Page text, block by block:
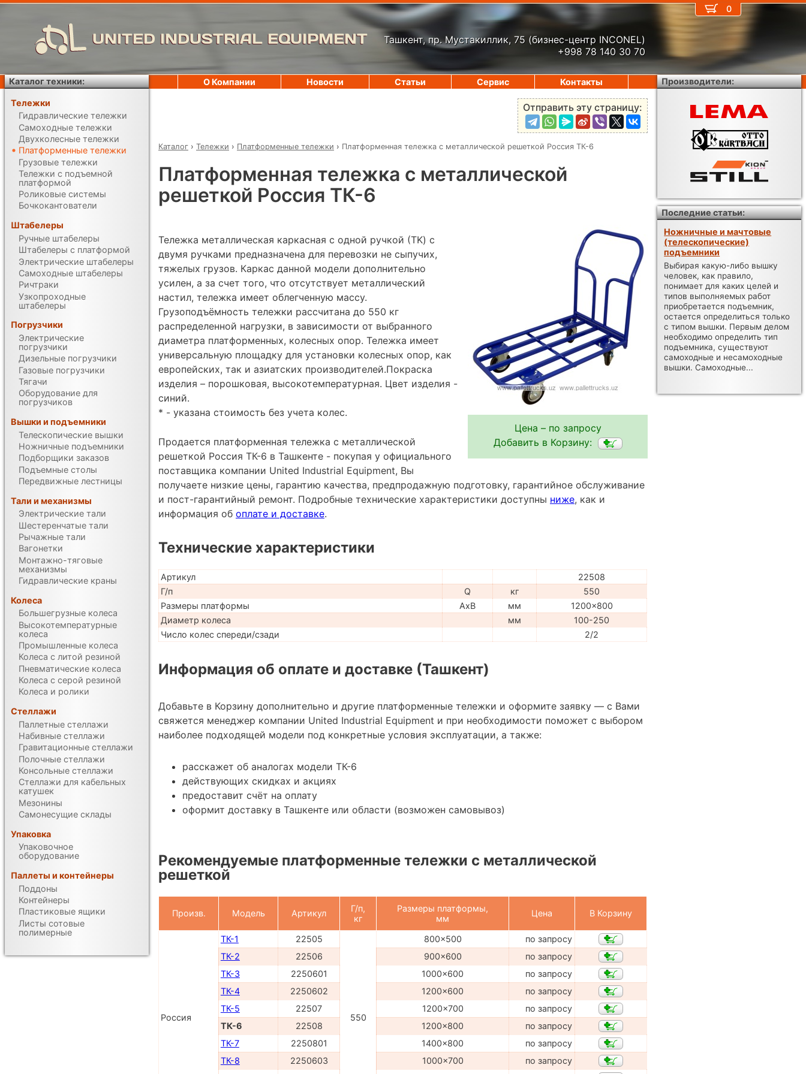
UNITED INDUSTRIAL EQUIPMENT Ташкент, пр. Мустакиллик, 75 (бизнес-центр INCONEL)
+998 78 140 30 70
Отправить эту страницу:
Каталог › Тележки › Платформенные тележки › Платформенная тележка с металлической решеткой Россия ТК-6
Платформенная тележка с металлической
решеткой Россия ТК-6
Цена – по запросу
Добавить в Корзину:
Тележка металлическая каркасная с одной ручкой (ТK) с
двумя ручками предназначена для перевозки не сыпучих,
тяжелых грузов. Каркас данной модели дополнительно
усилен, а за счет того, что отсутствует металлический
настил, тележка имеет облегченную массу.
Грузоподъёмность тележки рассчитана до 550 кг
распределенной нагрузки, в зависимости от выбранного
диаметра платформенных, колесных опор. Тележка имеет
универсальную площадку для установки колесных опор, как
европейских, так и азиатских производителей.Покраска
изделия – порошковая, высокотемпературная. Цвет изделия -
синий.
* - указана стоимость без учета колес.
Продается платформенная тележка с металлической
решеткой Россия ТК-6 в Ташкенте - покупая у официального
поставщика компании United Industrial Equipment, Вы
получаете низкие цены, гарантию качества, предпродажную подготовку, гарантийное обслуживание
и пост-гарантийный ремонт. Подробные технические характеристики доступны ниже, как и
информация об оплате и доставке.
Технические характеристики
Артикул
22508
Г/п
Q кг
550
Размеры платформы
AxB мм
1200x800
Диаметр колеса
мм
100-250
Число колес спереди/сзади
2/2
Информация об оплате и доставке (Ташкент)
Добавьте в Корзину дополнительно и другие платформенные тележки и оформите заявку — с Вами
свяжется менеджер компании United Industrial Equipment и при необходимости поможет с выбором
наиболее подходящей модели под конкретные условия эксплуатации, а также:
расскажет об аналогах модели ТК-6
действующих скидках и акциях
предоставит счёт на оплату
оформит доставку в Ташкенте или области (возможен самовывоз)
Рекомендуемые платформенные тележки с металлической
решеткой
Произв. Модель Артикул
Г/п,
кг
Размеры платформы,
мм
Цена В Корзину
Россия
ТК-1 22505
550
800x500
по запросу
ТК-2
22506 900x600
по запросу
ТК-3
2250601 1000x600
по запросу
ТК-4
2250602 1200x600
по запросу
ТК-5
22507 1200x700
по запросу
ТК-6
22508 1200x800
по запросу
ТК-7
2250801 1400x800
по запросу
ТК-8
2250603 1000x700
по запросу
0
О Компании Новости Статьи Сервис Контакты
Каталог техники:
Тележки
Гидравлические тележки
Самоходные тележки
Двухколесные тележки
Платформенные тележки
Грузовые тележки
Тележки с подъемной
платформой
Роликовые системы
Бочкокантователи
Штабелеры
Ручные штабелеры
Штабелеры с платформой
Электрические штабелеры
Самоходные штабелеры
Ричтраки
Узкопроходные
штабелеры
Погрузчики
Электрические
погрузчики
Дизельные погрузчики
Газовые погрузчики
Тягачи
Оборудование для
погрузчиков
Вышки и подъемники
Телескопические вышки
Ножничные подъемники
Подборщики заказов
Подъемные столы
Передвижные лестницы
Тали и механизмы
Электрические тали
Шестеренчатые тали
Рычажные тали
Вагонетки
Монтажно-тяговые
механизмы
Гидравлические краны
Колеса
Большегрузные колеса
Высокотемпературные
колеса
Промышленные колеса
Колеса с литой резиной
Пневматические колеса
Колеса с серой резиной
Колеса и ролики
Стеллажи
Паллетные стеллажи
Набивные стеллажи
Гравитационные стеллажи
Полочные стеллажи
Консольные стеллажи
Стеллажи для кабельных
катушек
Мезонины
Самонесущие склады
Упаковка
Упаковочное
оборудование
Паллеты и контейнеры
Поддоны
Контейнеры
Пластиковые ящики
Листы сотовые
полимерные
Производители:
Последние статьи:
Ножничные и мачтовые
(телескопические)
подъемники
Выбирая какую-либо вышку
человек, как правило,
понимает для каких целей и
типов выполняемых работ
приобретается подъемник,
остается определиться только
с типом вышки. Первым делом
необходимо определить тип
подъемника, существуют
самоходные и несамоходные
вышки. Самоходные...